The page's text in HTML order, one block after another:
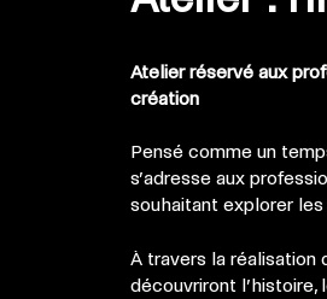
Atelier réservé aux
création
Pensé comme un
s’adresse aux
souhaitant explorer
À travers la réalisation
découvriront